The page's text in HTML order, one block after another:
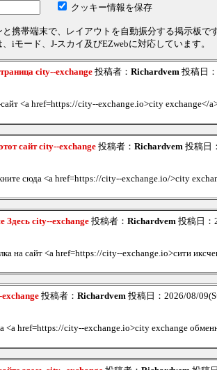
クッキー情報を保存
と携帯端末で、レイアウトを自動振分する掲示板で
iモード、J-スカイ及びEZwebに対応しています。
city--exchange 投稿者： Richardvem 投稿日
<a href=https://city--exchange.io>city exchange</
сайт city--exchange 投稿者： Richardvem 投稿日
сюда <a href=https://city--exchange.io/>city
Здесь city--exchange 投稿者： Richardvem 投稿日：
на сайт <a href=https://city--exchange.io>сити
投稿者： Richardvem 投稿日：2026/08/
<a href=https://city--exchange.io>city exchange